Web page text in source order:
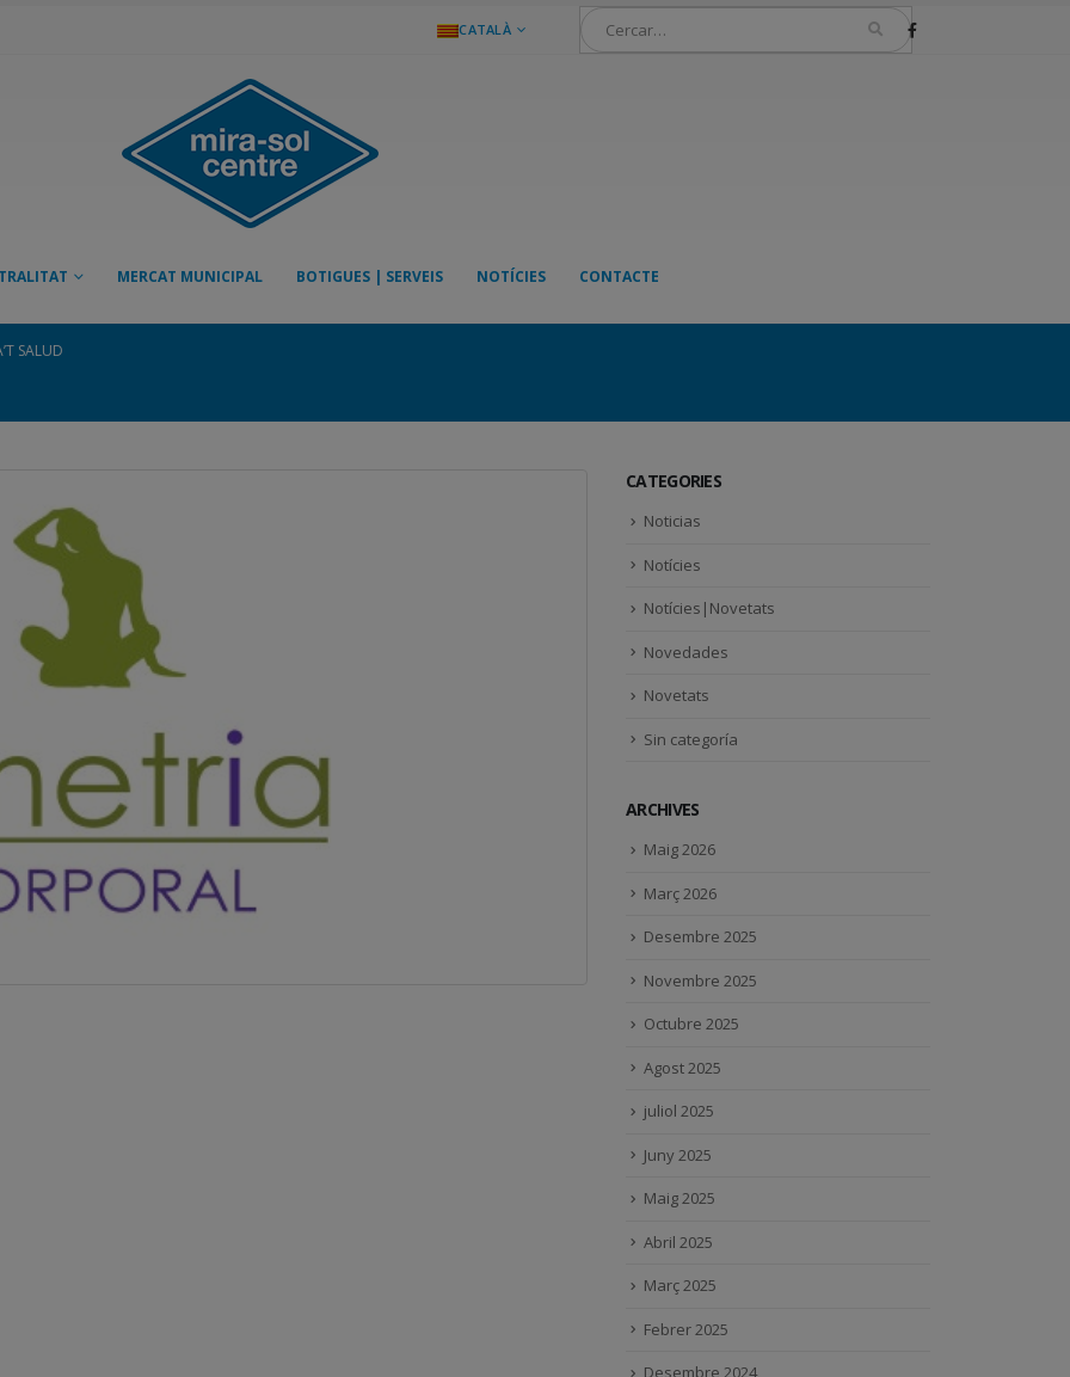
CATALÀ
MERCAT MUNICIPAL BOTIGUES | SERVEIS NOTÍCIES CONTACTE
SALUD
CATEGORIES
Noticias
Notícies
Notícies|Novetats
Novedades
Novetats
Sin categoría
ARCHIVES
Maig 2026
Març 2026
Desembre 2025
Novembre 2025
Octubre 2025
Agost 2025
juliol 2025
Juny 2025
Maig 2025
Abril 2025
Març 2025
Febrer 2025
Desembre 2024